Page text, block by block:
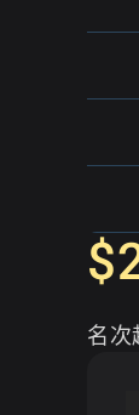
名次